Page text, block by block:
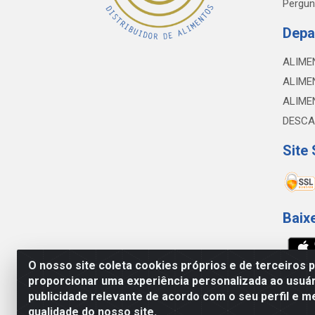
O nosso site coleta cookies próprios e de terceiros
proporcionar uma experiência personalizada ao
publicidade relevante de acordo com o seu perfil e
qualidade do nosso site.
Site
NOBREDO COMÉRCIO E LOGÍSTICA